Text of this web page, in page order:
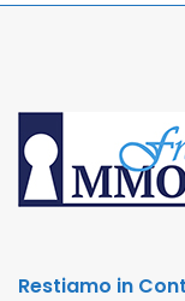
Restiamo in